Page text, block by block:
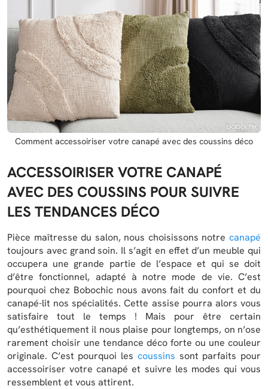
Comment accessoiriser votre canapé avec des coussins déco
ACCESSOIRISER VOTRE CANAPÉ
AVEC DES COUSSINS POUR SUIVRE
LES TENDANCES DÉCO
Pièce maîtresse du salon, nous choisissons notre canapé
toujours avec grand soin. Il s’agit en effet d’un meuble qui
occupera une grande partie de l’espace et qui se doit
d’être fonctionnel, adapté à notre mode de vie. C’est
pourquoi chez Bobochic nous avons fait du confort et du
canapé-lit nos spécialités. Cette assise pourra alors vous
satisfaire tout le temps ! Mais pour être certain
qu’esthétiquement il nous plaise pour longtemps, on n’ose
rarement choisir une tendance déco forte ou une couleur
originale. C’est pourquoi les coussins sont parfaits pour
accessoiriser votre canapé et suivre les modes qui vous
ressemblent et vous attirent.